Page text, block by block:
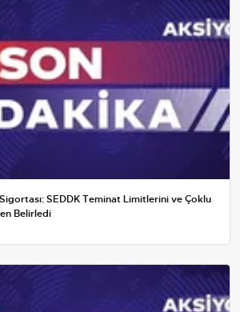
SEDDK Teminat Limitlerini ve Çoklu
Belirledi